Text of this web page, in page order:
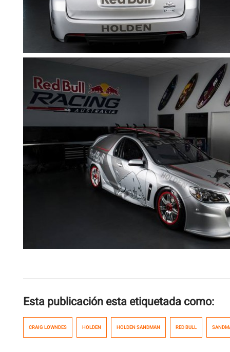
Esta publicación esta etiquetada como:
CRAIG LOWNDES HOLDEN HOLDEN SANDMAN RED BULL